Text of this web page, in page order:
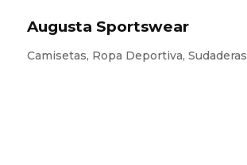
Augusta Sportswear
Camisetas, Ropa Deportiva, Sudaderas